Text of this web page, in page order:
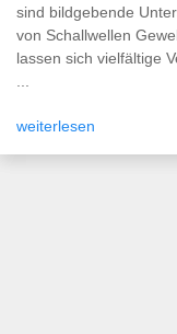
sind bildgebende
von Schallwellen
lassen sich vielfältige
...
weiterlesen